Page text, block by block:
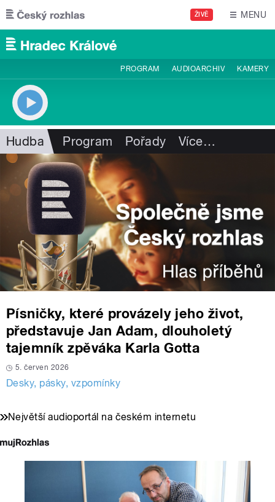
Přejít k hlavnímu obsahu
ŽIVĚ MENU
PROGRAM AUDIOARCHIV KAMERY
Hudba Program Pořady Více…
Písničky, které provázely jeho život,
představuje Jan Adam, dlouholetý
tajemník zpěváka Karla Gotta
5. červen 2026
Desky, pásky, vzpomínky
Největší audioportál na českém internetu